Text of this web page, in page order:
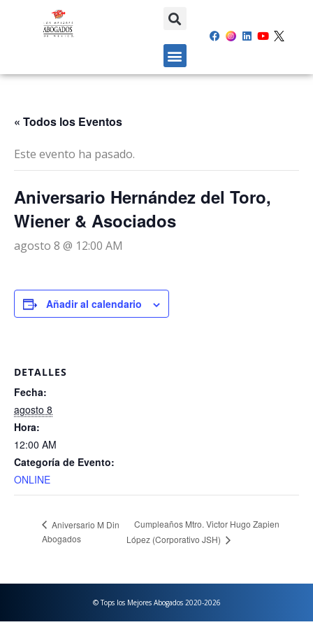
« Todos los Eventos
Este evento ha pasado.
Aniversario Hernández del Toro,
Wiener & Asociados
agosto 8 @ 12:00 AM
Añadir al calendario
DETALLES
Fecha:
agosto 8
Hora:
12:00 AM
Categoría de Evento:
ONLINE
Aniversario M Din
Abogados
Cumpleaños Mtro. Victor Hugo Zapien
López (Corporativo JSH)
© Tops los Mejores Abogados 2020-2026